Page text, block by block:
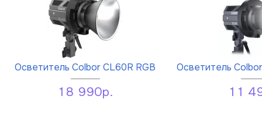
Осветитель Colbor CL60R RGB
18 990р.
Осветитель
11